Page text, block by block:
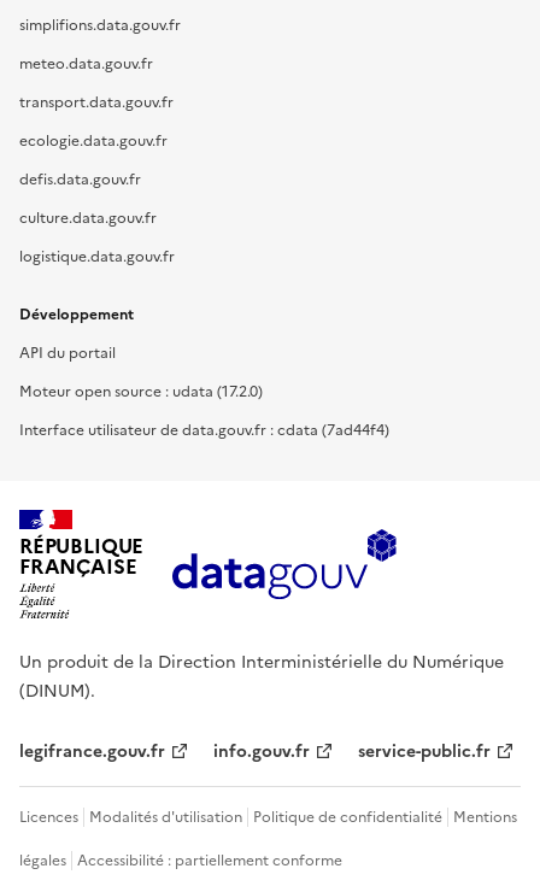
simplifions.data.gouv.fr
meteo.data.gouv.fr
transport.data.gouv.fr
ecologie.data.gouv.fr
defis.data.gouv.fr
culture.data.gouv.fr
logistique.data.gouv.fr
Développement
API du portail
Moteur open source : udata (17.2.0)
Interface utilisateur de data.gouv.fr : cdata (7ad44f4)
RÉPUBLIQUE
FRANÇAISE
Un produit de la Direction Interministérielle du Numérique
(DINUM).
legifrance.gouv.fr info.gouv.fr service-public.fr
Licences Modalités d'utilisation Politique de confidentialité Mentions
légales Accessibilité : partiellement conforme